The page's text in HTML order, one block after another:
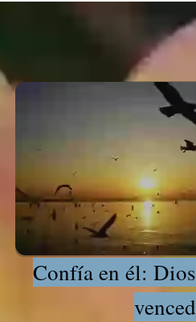
Confía en él: